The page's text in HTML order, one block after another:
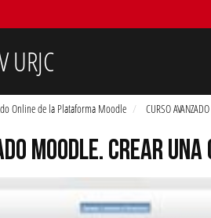
URJC
Online de la Plataforma Moodle CURSO
MOODLE. CREAR UNA